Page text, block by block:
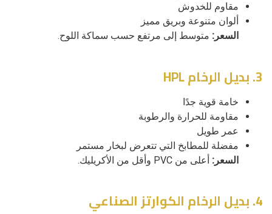
مقاوم للخدوش
ألوان متنوعة وبريق مميز
السعر: متوسط إلى مرتفع حسب سماكة اللوح.
3. بديل الرخام HPL
خامة قوية جدًا
مقاومة للحرارة والرطوبة
عمر طويل
مفضلة للمطابخ التي تتعرض لبخار مستمر
السعر: أعلى من PVC وأقل من الأكريليك.
4. بديل الرخام الكوارتز الصناعي